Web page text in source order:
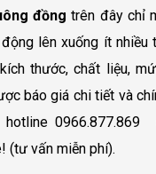
đồng trên đây chỉ
lên xuống ít nhiều
thước, chất liệu,
báo giá chi tiết và
(tư vấn miễn phí).